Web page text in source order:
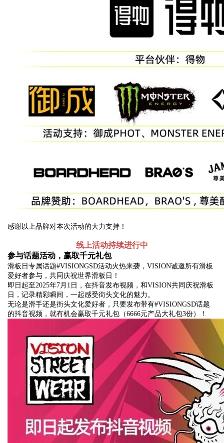
感谢以上品牌对本次活动的大力支持！
线上活动持续进行中
参与话题活动，赢取千元礼包
滑板日专属话题#VISIONGSD活动火热来袭，VISION诚邀所有滑板
爱好者参与，共同庆祝世界滑板日！
即日起至2025年7月1日，在抖音发布视频，和VISION共同庆祝滑板
日，记录精彩瞬间，一起感受街头文化的魅力。
无论是滑手还是街头文化爱好者，只要发布带有#VISIONGSD话题
的抖音视频，就有机会赢取千元礼包（6666元产品大礼包3份）！